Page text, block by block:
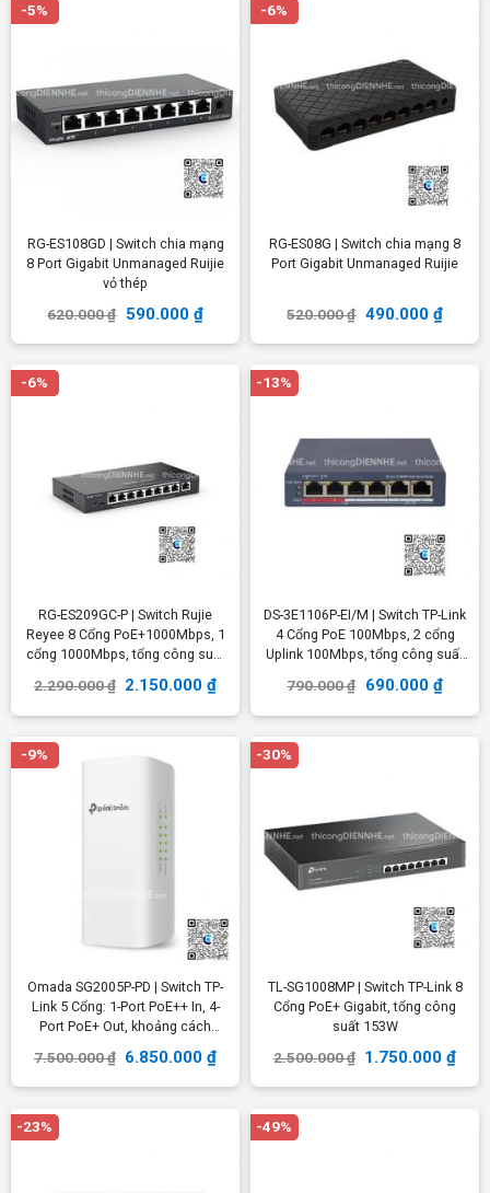
-5%
RG-ES108GD | Switch chia mạng
8 Port Gigabit Unmanaged Ruijie
vỏ thép
620.000₫ 590.000 ₫
-6%
RG-ES08G | Switch chia mạng 8
Port Gigabit Unmanaged Ruijie
520.000₫ 490.000 ₫
-6%
RG-ES209GC-P | Switch Rujie
Reyee 8 Cổng PoE+1000Mbps, 1
cổng 1000Mbps, tổng công suất
2.290.000₫ 2.150.000₫
-13%
DS-3E1106P-EI/M | Switch TP-Link
4 Cổng PoE 100Mbps, 2 cổng
Uplink 100Mbps, tổng công suất
790.000₫ 690.000 ₫
-9%
Omada SG2005P-PD | Switch TP-
Link 5 Cổng: 1-Port PoE++ In, 4-
Port PoE+ Out, khoảng cách
7.500.000₫ 6.850.000₫
-30%
TL-SG1008MP | Switch TP-Link 8
Cổng PoE+ Gigabit, tổng công
suất 153W
2.500.000₫ 1.750.000₫
-23% -49%